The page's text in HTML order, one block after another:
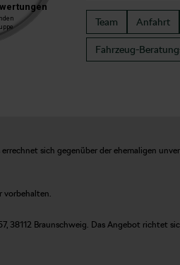
Team Anfahrt
Fahrzeug-
sich gegenüber der ehemaligen
vorbehalten.
38112 Braunschweig. Das Angebot richtet